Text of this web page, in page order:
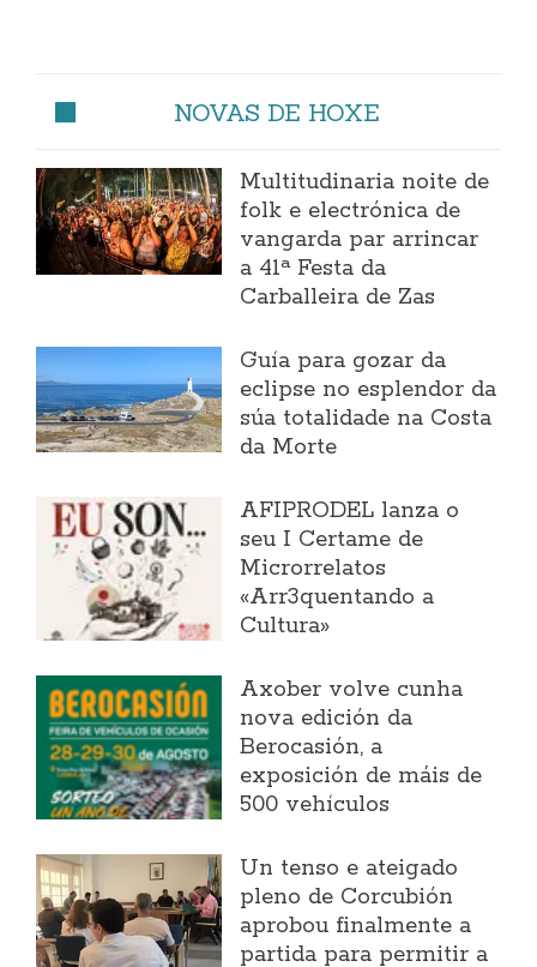
NOVAS DE HOXE
Multitudinaria noite de
folk e electrónica de
vangarda par arrincar
a 41ª Festa da
Carballeira de Zas
Guía para gozar da
eclipse no esplendor da
súa totalidade na Costa
da Morte
AFIPRODEL lanza o
seu I Certame de
Microrrelatos
«Arr3quentando a
Cultura»
Axober volve cunha
nova edición da
Berocasión, a
exposición de máis de
500 vehículos
Un tenso e ateigado
pleno de Corcubión
aprobou finalmente a
partida para permitir a